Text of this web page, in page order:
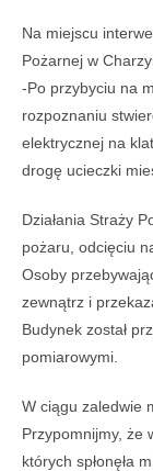
Na miejscu
Pożarnej w
-Po przybyciu na
rozpoznaniu
elektrycznej na
drogę ucieczki
Działania Straży
pożaru, odcięciu
Osoby
zewnątrz i
Budynek został
pomiarowymi.
W ciągu zaledwie
Przypomnijmy, że
których spłonęła